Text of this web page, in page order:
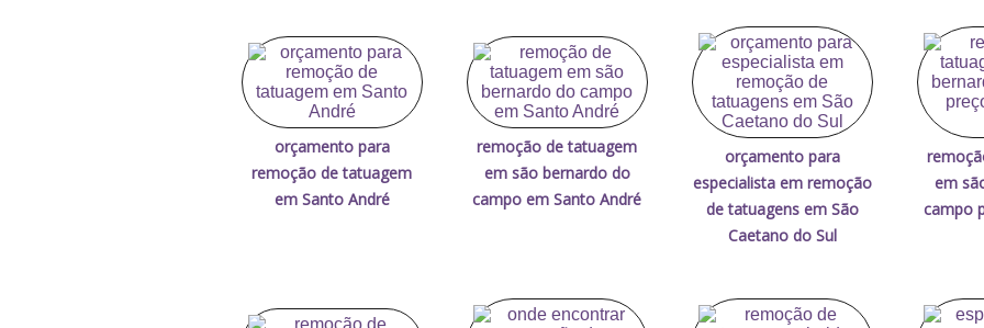
orçamento para
remoção de tatuagem
em Santo André
remoção de tatuagem
em são bernardo do
campo em Santo André
orçamento para
especialista em remoção
de tatuagens em São
Caetano do Sul
em
campo